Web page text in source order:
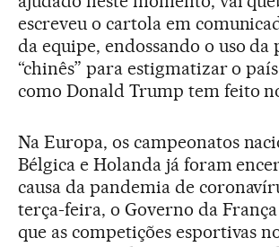
escreveu o cartola em
da equipe, endossando o uso da
“chinês” para estigmatizar o
como Donald Trump tem feito
Na Europa, os campeonatos
Bélgica e Holanda já foram
causa da pandemia de
terça-feira, o Governo da
que as competições esportivas